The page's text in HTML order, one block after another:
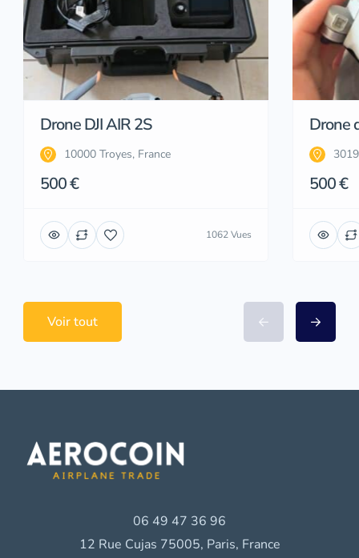
Drone DJI AIR 2S
10000 Troyes, France
500 €
1062 Vues
Drone
500 €
Voir tout
06 49 47 36 96
12 Rue Cujas 75005, Paris, France